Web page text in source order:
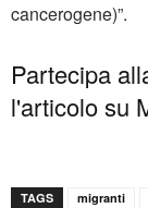
cancerogene)”.
Partecipa
l'articolo su
TAGS migranti